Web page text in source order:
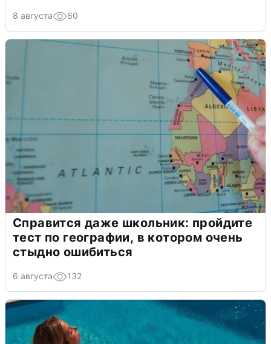
8 августа 60
Справится даже школьник: пройдите
тест по географии, в котором очень
стыдно ошибиться
6 августа 132